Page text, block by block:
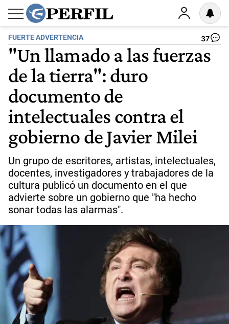
FUERTE ADVERTENCIA 37
"Un llamado a las fuerzas
de la tierra": duro
documento de
intelectuales contra el
gobierno de Javier Milei
Un grupo de escritores, artistas, intelectuales,
docentes, investigadores y trabajadores de la
cultura publicó un documento en el que
advierte sobre un gobierno que "ha hecho
sonar todas las alarmas".